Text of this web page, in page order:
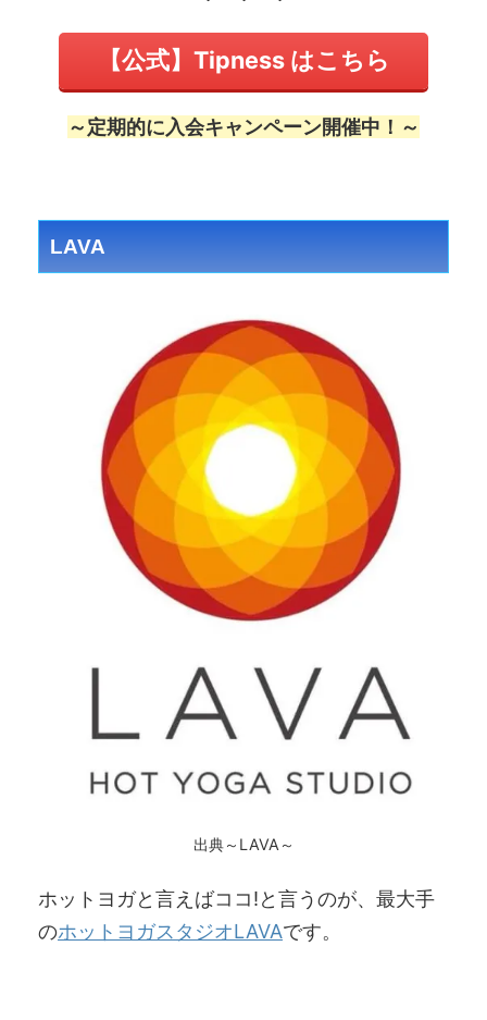
【公式】Tipness はこちら
～定期的に入会キャンペーン開催中！～
LAVA
出典～LAVA～
ホットヨガと言えばココ!と言うのが、最大手
のホットヨガスタジオLAVAです。